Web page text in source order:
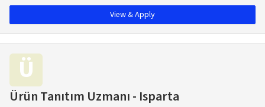
View & Apply
Ü
Ürün Tanıtım Uzmanı - Isparta